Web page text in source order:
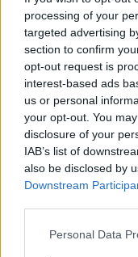
processing of your
targeted advertising
section to confirm
opt-out request is
interest-based ads
us or personal
your opt-out. You
disclosure of your
IAB’s list of
also be disclosed by
Downstream
Personal Data
Συμβούλιο να
Facebook
Email
Tags: πετσας
Σχετικά Άρθρα